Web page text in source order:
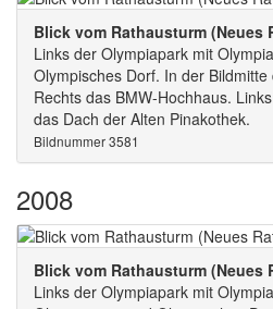
Blick vom Rathausturm (Neues
Links der Olympiapark mit
Olympisches Dorf. In der
Rechts das BMW-Hochhaus.
das Dach der Alten Pinakothek.
Bildnummer 3581
2008
Blick vom Rathausturm (Neues
Links der Olympiapark mit